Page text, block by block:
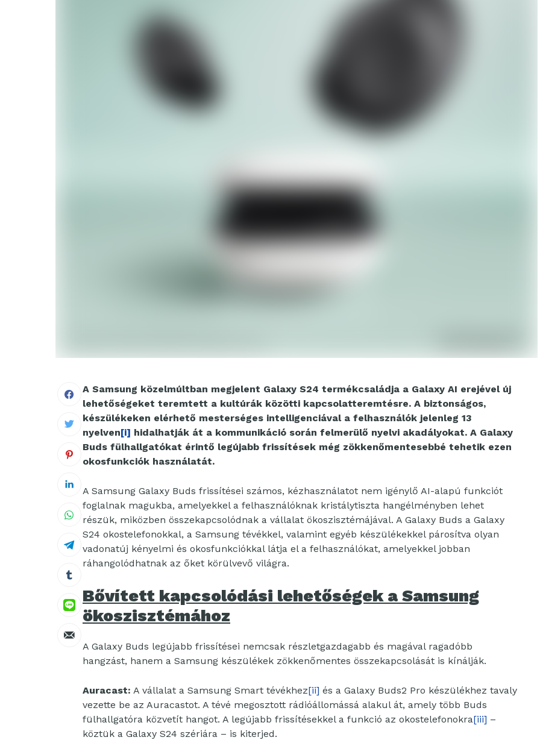
A Samsung közelmúltban megjelent Galaxy S24 termékcsaládja a Galaxy AI erejével új
lehetőségeket teremtett a kultúrák közötti kapcsolatteremtésre. A biztonságos,
készülékeken elérhető mesterséges intelligenciával a felhasználók jelenleg 13
nyelven[i] hidalhatják át a kommunikáció során felmerülő nyelvi akadályokat. A Galaxy
Buds fülhallgatókat érintő legújabb frissítések még zökkenőmentesebbé tehetik ezen
okosfunkciók használatát.
A Samsung Galaxy Buds frissítései számos, kézhasználatot nem igénylő AI-alapú funkciót
foglalnak magukba, amelyekkel a felhasználóknak kristálytiszta hangélményben lehet
részük, miközben összekapcsolódnak a vállalat ökoszisztémájával. A Galaxy Buds a Galaxy
S24 okostelefonokkal, a Samsung tévékkel, valamint egyéb készülékekkel párosítva olyan
vadonatúj kényelmi és okosfunkciókkal látja el a felhasználókat, amelyekkel jobban
ráhangolódhatnak az őket körülvevő világra.
Bővített kapcsolódási lehetőségek a Samsung
ökoszisztémához
A Galaxy Buds legújabb frissítései nemcsak részletgazdagabb és magával ragadóbb
hangzást, hanem a Samsung készülékek zökkenőmentes összekapcsolását is kínálják.
Auracast: A vállalat a Samsung Smart tévékhez[ii] és a Galaxy Buds2 Pro készülékhez tavaly
vezette be az Auracastot. A tévé megosztott rádióállomássá alakul át, amely több Buds
fülhallgatóra közvetít hangot. A legújabb frissítésekkel a funkció az okostelefonokra[iii] –
köztük a Galaxy S24 szériára – is kiterjed.